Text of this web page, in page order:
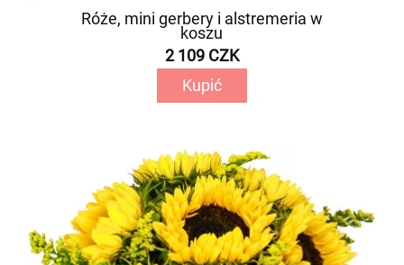
Róże, mini gerbery i alstremeria w
koszu
2 109 CZK
Kupić